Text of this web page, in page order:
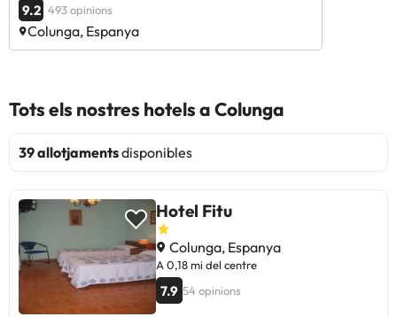
9.2 493 opinions
Colunga, Espanya
Tots els nostres hotels a Colunga
39 allotjamentsdisponibles
Hotel Fitu
Colunga, Espanya
A 0,18 mi del centre
7.9 54 opinions